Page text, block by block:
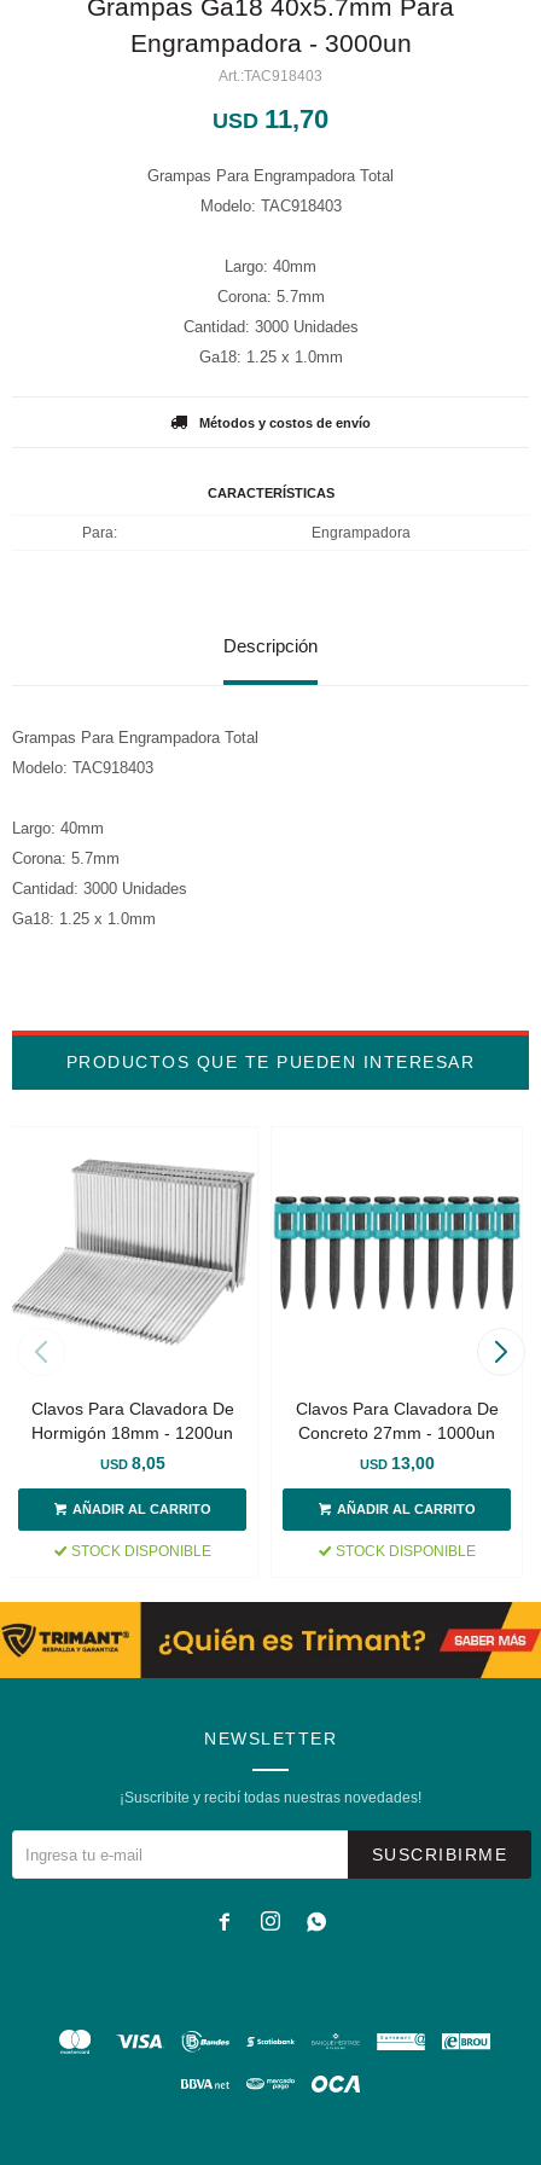
Grampas Ga18 40x5.7mm Para
Engrampadora - 3000un
TAC918403
USD 11,70
Grampas Para Engrampadora Total
Modelo: TAC918403
Largo: 40mm
Corona: 5.7mm
Cantidad: 3000 Unidades
Ga18: 1.25 x 1.0mm
Métodos y costos de envío
CARACTERÍSTICAS
Para Engrampadora
Descripción
Grampas Para Engrampadora Total
Modelo: TAC918403
Largo: 40mm
Corona: 5.7mm
Cantidad: 3000 Unidades
Ga18: 1.25 x 1.0mm
PRODUCTOS QUE TE PUEDEN INTERESAR
Clavos Para Clavadora De
Hormigón 18mm - 1200un
USD 8,05
STOCK DISPONIBLE
Clavos Para Clavadora De
Concreto 27mm - 1000un
USD 13,00
STOCK DISPONIBLE
NEWSLETTER
¡Suscribite y recibí todas nuestras novedades!
SUSCRIBIRME
  